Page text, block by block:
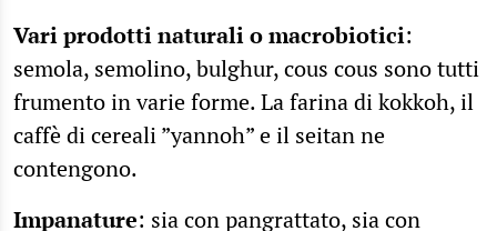
Vari prodotti naturali o macrobiotici:
semola, semolino, bulghur, cous cous sono tutti
frumento in varie forme. La farina di kokkoh, il
caffè di cereali ”yannoh” e il seitan ne
contengono.
Impanature: sia con pangrattato, sia con